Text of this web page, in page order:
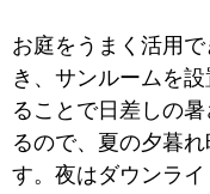
お庭をうまく活用
き、サンルームを
ることで日差しの
るので、夏の夕暮
す。夜はダウンラ